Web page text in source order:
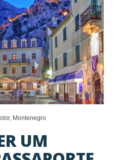
Montenegro
UM